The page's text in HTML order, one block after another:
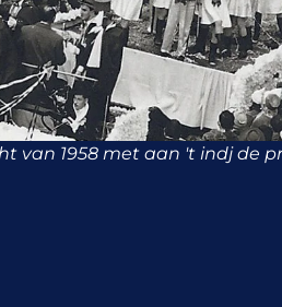
van 1958 met aan 't indj de